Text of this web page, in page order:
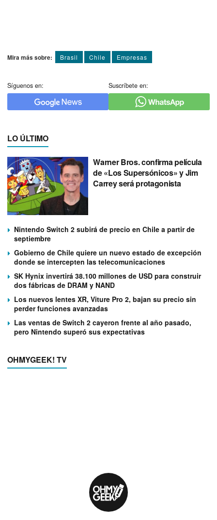
Mira más sobre: Brasil Chile Empresas
Síguenos en: Suscríbete en:
LO ÚLTIMO
Warner Bros. confirma película
de «Los Supersónicos» y Jim
Carrey será protagonista
Nintendo Switch 2 subirá de precio en Chile a partir de
septiembre
Gobierno de Chile quiere un nuevo estado de excepción
donde se intercepten las telecomunicaciones
SK Hynix invertirá 38.100 millones de USD para construir
dos fábricas de DRAM y NAND
Los nuevos lentes XR, Viture Pro 2, bajan su precio sin
perder funciones avanzadas
Las ventas de Switch 2 cayeron frente al año pasado,
pero Nintendo superó sus expectativas
OHMYGEEK! TV